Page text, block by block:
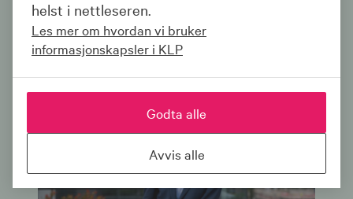
helst i nettleseren.
Les mer om hvordan vi bruker
informasjonskapsler i KLP
Godta alle
Avvis alle